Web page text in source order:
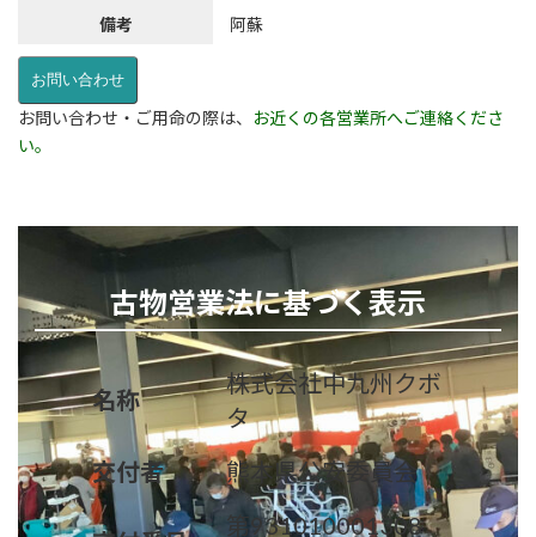
備考
阿蘇
お問い合わせ
お問い合わせ・ご用命の際は、
お近くの各営業所へご連絡くださ
い。
古物営業法に基づく表示
名称
株式会社中九州クボ
タ
交付者
熊本県公安委員会
第931010001308